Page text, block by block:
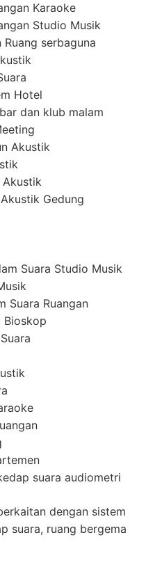
Karaoke
Studio Musik
Ruang serbaguna
Hotel
bar dan klub malam
Akustik
Akustik
Gedung
Suara Studio Musik
Suara Ruangan
Bioskop
suara audiometri
dengan sistem
suara, ruang bergema